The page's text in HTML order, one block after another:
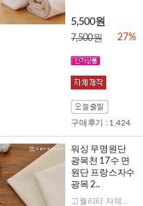
5,500원
7,500원 27%
구매후기 : 1,424
워싱 무명원단
광목천 17수 면
원단 프랑스자수
광목 2..